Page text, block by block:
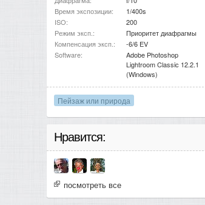
Время экспозиции:
1/400s
ISO:
200
Режим эксп.:
Приоритет диафрагмы
Компенсация эксп.:
-6/6 EV
Software:
Adobe Photoshop
Lightroom Classic 12.2.1
(Windows)
Пейзаж или природа
Нравится:
посмотреть все